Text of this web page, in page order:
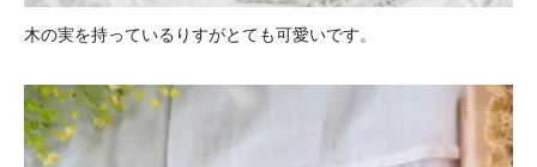
木の実を持っているりすがとても可愛いです。